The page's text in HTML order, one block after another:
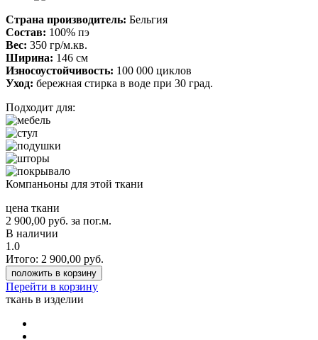
Страна производитель: Бельгия
Состав: 100% пэ
Вес: 350 гр/м.кв.
Ширина: 146 см
Износоустойчивость: 100 000 циклов
Уход: бережная стирка в воде при 30 град.
Подходит для:
Компаньоны для этой ткани
цена ткани
2 900,00 руб. за пог.м.
В наличии
1.0
Итого: 2 900,00 руб.
положить в корзину
Перейти в корзину
ткань в изделии